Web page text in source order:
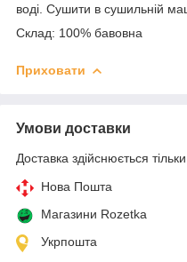
воді. Сушити в сушильній
Склад: 100% бавовна
Приховати
Умови доставки
Доставка здійснюється
Нова Пошта
Магазини Rozetka
Укрпошта